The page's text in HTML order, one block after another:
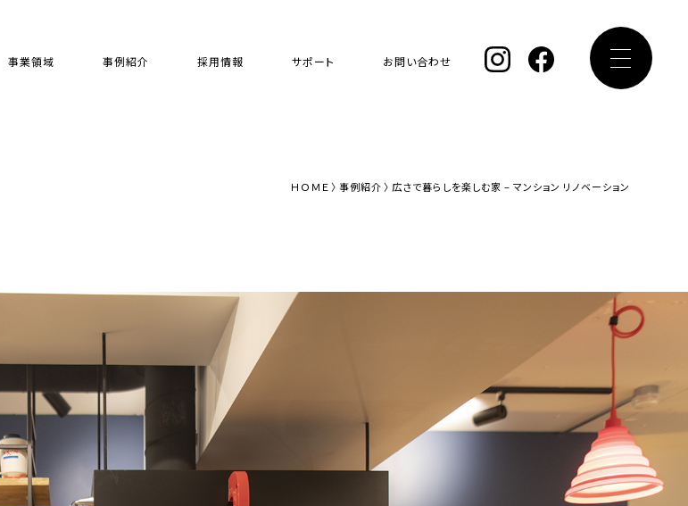
事業領域 事例紹介 採用情報 サポート お問い合わせ
ＨＯＭＥ 事例紹介 広さで暮らしを楽しむ家 – マンション リノベーション